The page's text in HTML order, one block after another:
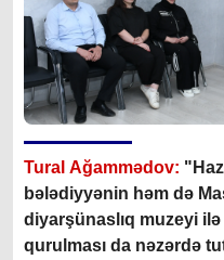
Tural Ağammədov:
bələdiyyənin həm də
diyarşünaslıq muzeyi
qurulması da nəzərdə